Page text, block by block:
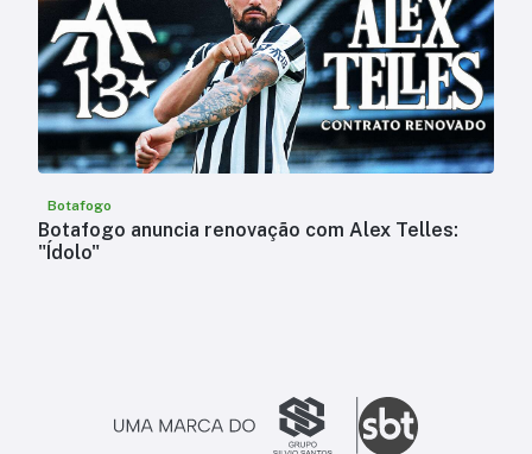
Botafogo
Botafogo anuncia renovação com Alex Telles:
"Ídolo"